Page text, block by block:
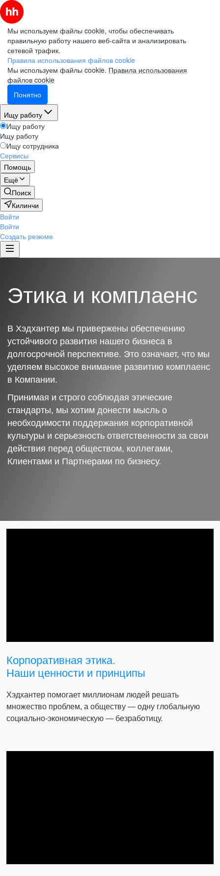
Мы используем файлы cookie, чтобы обеспечивать
правильную работу нашего веб-сайта и анализировать
сетевой трафик.
Правила использования файлов cookie
Мы используем файлы cookie. Правила использования
файлов cookie
Понятно
Ищу работу
Ищу работу
Ищу работу
Ищу сотрудника
Сервисы
Помощь
Ещё
Поиск
Килинчи
Войти
Войти
Создать резюме
Этика и комплаенс
В Хэдхантер мы привержены обеспечению
устойчивого развития нашего бизнеса в
долгосрочной перспективе. Это означает, что мы
уделяем высокое внимание развитию комплаенс
в Компании.
Принимая и строго соблюдая этические
стандарты, мы хотим донести мысль о
необходимости поддержания корпоративной
культуры и серьезность ответственности за свои
действия перед обществом, коллегами,
Клиентами и Партнерами по бизнесу.
Корпоративная этика.
Наши ценности и принципы
Хэдхантер помогает миллионам людей решать
множество проблем, а обществу — одну глобальную
социально-экономическую — безработицу.